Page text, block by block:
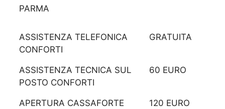
PARMA
ASSISTENZA TELEFONICA
CONFORTI
GRATUITA
ASSISTENZA TECNICA SUL
POSTO CONFORTI
60 EURO
APERTURA CASSAFORTE
120 EURO